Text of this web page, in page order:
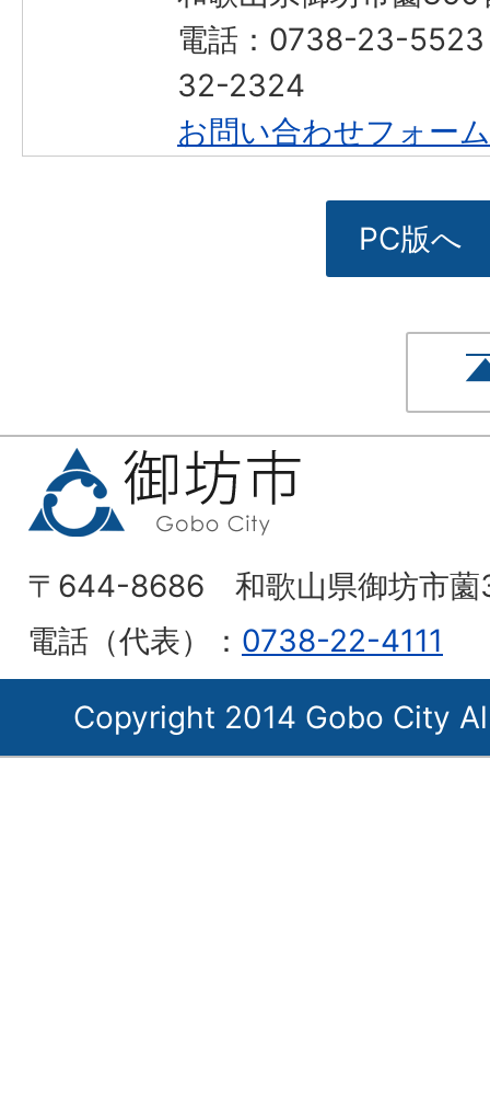
電話：0738-23-
32-2324
お問い合わせフォーム
PC版へ
〒644-8686 和歌山県御坊市薗
電話（代表）： 0738-22-4111
Copyright 2014 Gobo City